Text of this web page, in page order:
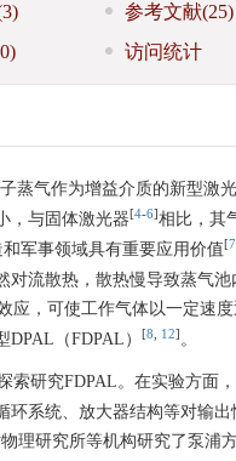
参考文献(25)
访问统计
蒸气作为增益介质的新型激
，与固体激光器[4-6]相比，其
军事领域具有重要应用价值[7
对流散热，散热慢导致蒸气池
应，可使工作气体以一定速
（FDPAL）
[8 12] 。
索研究FDPAL。在实验方面
环系统、放大器结构等对输出
理研究所等机构研究了泵浦